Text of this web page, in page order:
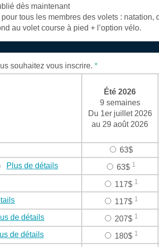
dès maintenant
tous les membres des volets : natation,
au volet course à pied + l’option vélo.
souhaitez vous inscrire. *
Été 2026
9 semaines
Du 1er juillet 2026
au 29 août 2026
63$
Plus de détails 63$ 1
117$1
117$1
de détails 207$1
de détails 180$1